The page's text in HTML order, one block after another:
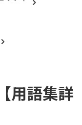
用語集詳